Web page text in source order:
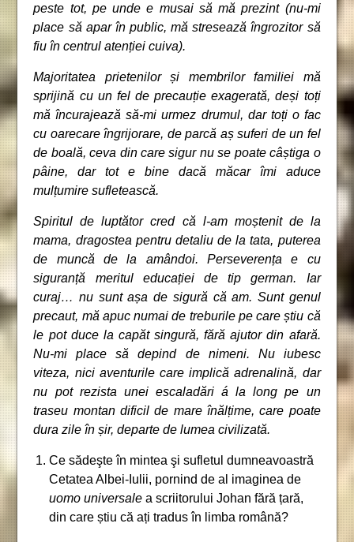
peste tot, pe unde e musai să mă prezint (nu-mi
place să apar în public, mă stresează îngrozitor să
fiu în centrul atenției cuiva).
Majoritatea prietenilor și membrilor familiei mă
sprijină cu un fel de precauție exagerată, deși toți
mă încurajează să-mi urmez drumul, dar toți o fac
cu oarecare îngrijorare, de parcă aș suferi de un fel
de boală, ceva din care sigur nu se poate câștiga o
pâine, dar tot e bine dacă măcar îmi aduce
mulțumire sufletească.
Spiritul de luptător cred că l-am moștenit de la
mama, dragostea pentru detaliu de la tata, puterea
de muncă de la amândoi. Perseverența e cu
siguranță meritul educației de tip german. Iar
curaj… nu sunt așa de sigură că am. Sunt genul
precaut, mă apuc numai de treburile pe care știu că
le pot duce la capăt singură, fără ajutor din afară.
Nu-mi place să depind de nimeni. Nu iubesc
viteza, nici aventurile care implică adrenalină, dar
nu pot rezista unei escaladări á la long pe un
traseu montan dificil de mare înălțime, care poate
dura zile în șir, departe de lumea civilizată.
Ce sădeşte în mintea şi sufletul dumneavoastră
Cetatea Albei-Iulii, pornind de al imaginea de
uomo universale a scriitorului Johan fără țară,
din care știu că ați tradus în limba română?